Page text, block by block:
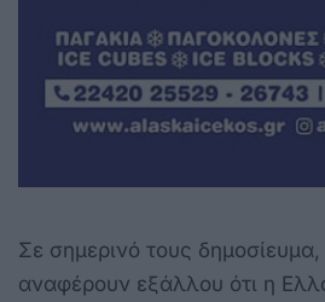
Σε σημερινό τους
αναφέρουν εξάλλου ότι η